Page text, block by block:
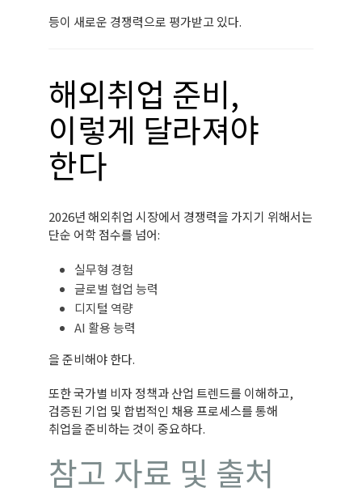
등이 새로운 경쟁력으로 평가받고 있다.
해외취업 준비,
이렇게 달라져야
한다
2026년 해외취업 시장에서 경쟁력을 가지기 위해서는
단순 어학 점수를 넘어:
실무형 경험
글로벌 협업 능력
디지털 역량
AI 활용 능력
을 준비해야 한다.
또한 국가별 비자 정책과 산업 트렌드를 이해하고,
검증된 기업 및 합법적인 채용 프로세스를 통해
취업을 준비하는 것이 중요하다.
참고 자료 및 출처